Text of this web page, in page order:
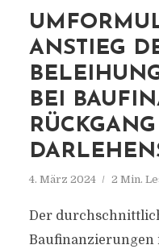
ANSTIEG
BEI
4. März 2024 2 Min.
Der
Baufinanzierungen